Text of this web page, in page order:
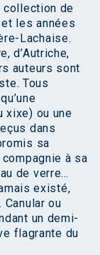
collection de
les années
Lachaise.
d’Autriche,
auteurs sont
Tous
xixe) ou une
dans
sa
à sa
de verre…
existé,
ou
un demi-
flagrante du